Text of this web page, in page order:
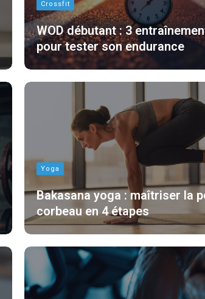
Crossfit
WOD débutant : 3
pour tester son endurance
Yoga
Bakasana yoga : maîtriser la
corbeau en 4 étapes